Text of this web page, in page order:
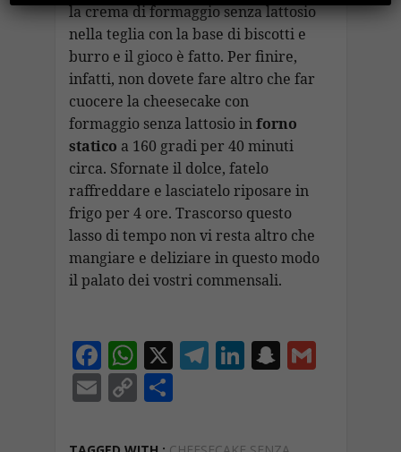
la crema di formaggio senza lattosio
nella teglia con la base di biscotti e
burro e il gioco è fatto. Per finire,
infatti, non dovete fare altro che far
cuocere la cheesecake con
formaggio senza lattosio inforno
statico a 160 gradi per 40 minuti
circa. Sfornate il dolce, fatelo
raffreddare e lasciatelo riposare in
frigo per 4 ore. Trascorso questo
lasso di tempo non vi resta altro che
mangiare e deliziare in questo modo
il palato dei vostri commensali.
F
ac
e
b
W
h
at
s
X T
gr
Li
e
S
p
G
E C C